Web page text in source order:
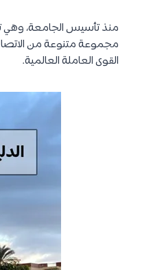
منذ تأسيس الجامعة، وهي
مجموعة متنوعة من
القوى العاملة العالمية.